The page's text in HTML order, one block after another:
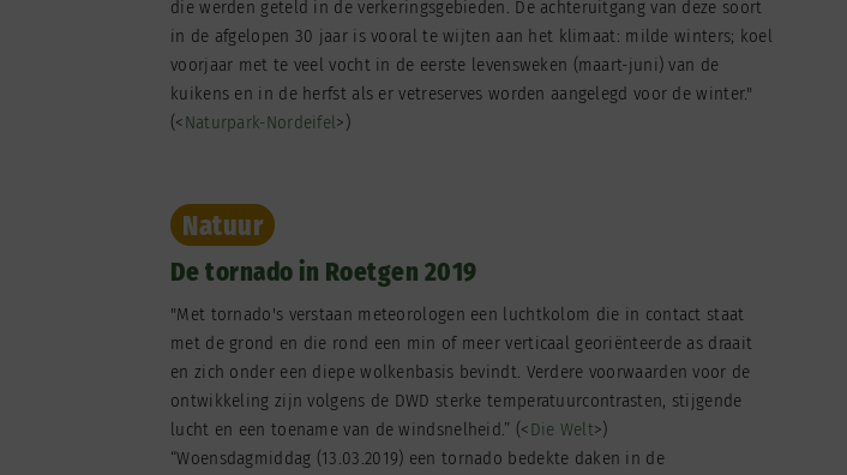
die werden geteld in de verkeringsgebieden. De achteruitgang van deze soort
in de afgelopen 30 jaar is vooral te wijten aan het klimaat: milde winters; koel
voorjaar met te veel vocht in de eerste levensweken (maart-juni) van de
kuikens en in de herfst als er vetreserves worden aangelegd voor de winter."
(<Naturpark-Nordeifel>)
Natuur
De tornado in Roetgen 2019
"Met tornado's verstaan ​​meteorologen een luchtkolom die in contact staat
met de grond en die rond een min of meer verticaal georiënteerde as draait
en zich onder een diepe wolkenbasis bevindt. Verdere voorwaarden voor de
ontwikkeling zijn volgens de DWD sterke temperatuurcontrasten, stijgende
lucht en een toename van de windsnelheid.” (<Die Welt>)
“Woensdagmiddag (13.03.2019) een tornado bedekte daken in de